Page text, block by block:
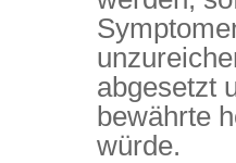
abgesetzt
bewährte
würde.